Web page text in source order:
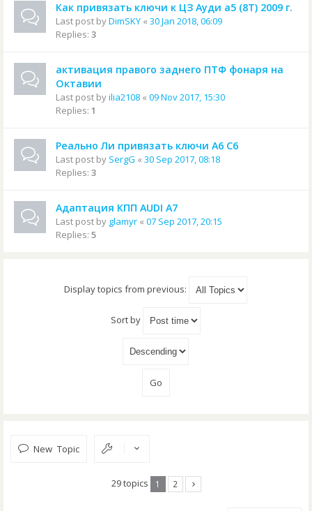
Как привязать ключи к ЦЗ Ауди а5 (8T) 2009 г.
Last post byDimSKY « 30 Jan 2018, 06:09
Replies: 3
активация правого заднего ПТФ фонаря на
Октавии
Last post byilia2108 « 09 Nov 2017, 15:30
Replies: 1
Реально Ли привязать ключи А6 С6
Last post by SergG « 30 Sep 2017, 08:18
Replies: 3
Адаптация КПП AUDI A7
Last post by glamyr « 07 Sep 2017, 20:15
Replies: 5
Display topics from previous:
Sort by
New Topic
29 topics 1 2